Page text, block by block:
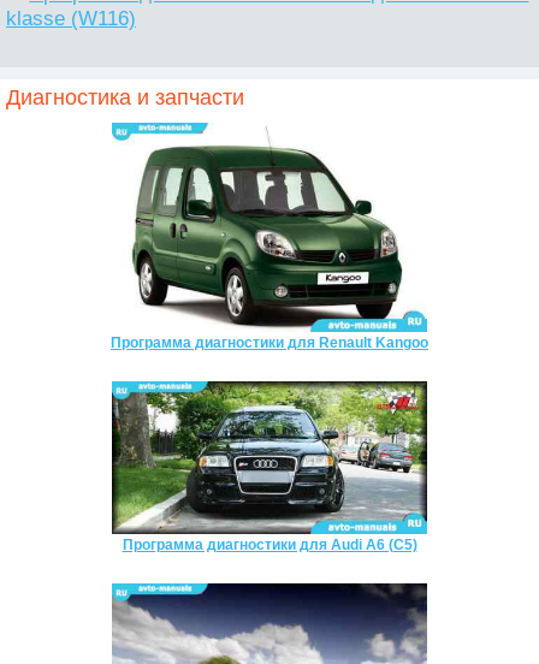
klasse (W116)
Диагностика и запчасти
Программа диагностики для Renault Kangoo
Программа диагностики для Audi A6 (C5)